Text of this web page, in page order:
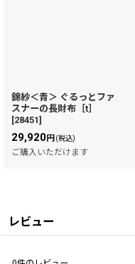
錦紗＜青＞ ぐるっとファ
スナーの長財布［t］
[28451]
29,920円(税込)
ご購入いただけます
レビュー